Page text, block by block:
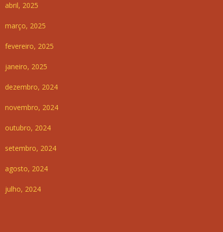
abril, 2025
março, 2025
fevereiro, 2025
janeiro, 2025
dezembro, 2024
novembro, 2024
outubro, 2024
setembro, 2024
agosto, 2024
julho, 2024